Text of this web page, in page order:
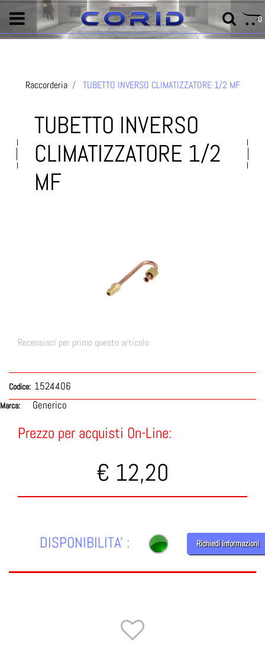
0
Raccorderia TUBETTO INVERSO CLIMATIZZATORE 1/2 MF
TUBETTO INVERSO
CLIMATIZZATORE 1/2
MF
Recensisci per primo questo articolo
Codice: 1524406
Marca: Generico
Prezzo per acquisti On-Line:
€ 12,20
DISPONIBILITA' : Richiedi Informazioni